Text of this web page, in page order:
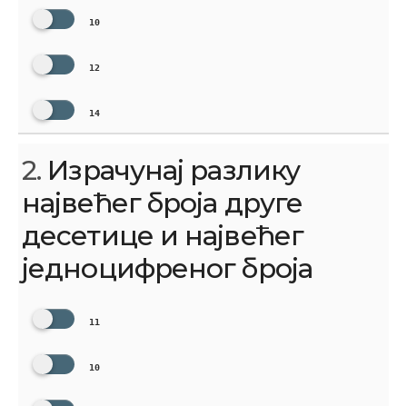
10
12
14
2. Израчунај разлику
највећег броја друге
десетице и највећег
једноцифреног броја
11
10